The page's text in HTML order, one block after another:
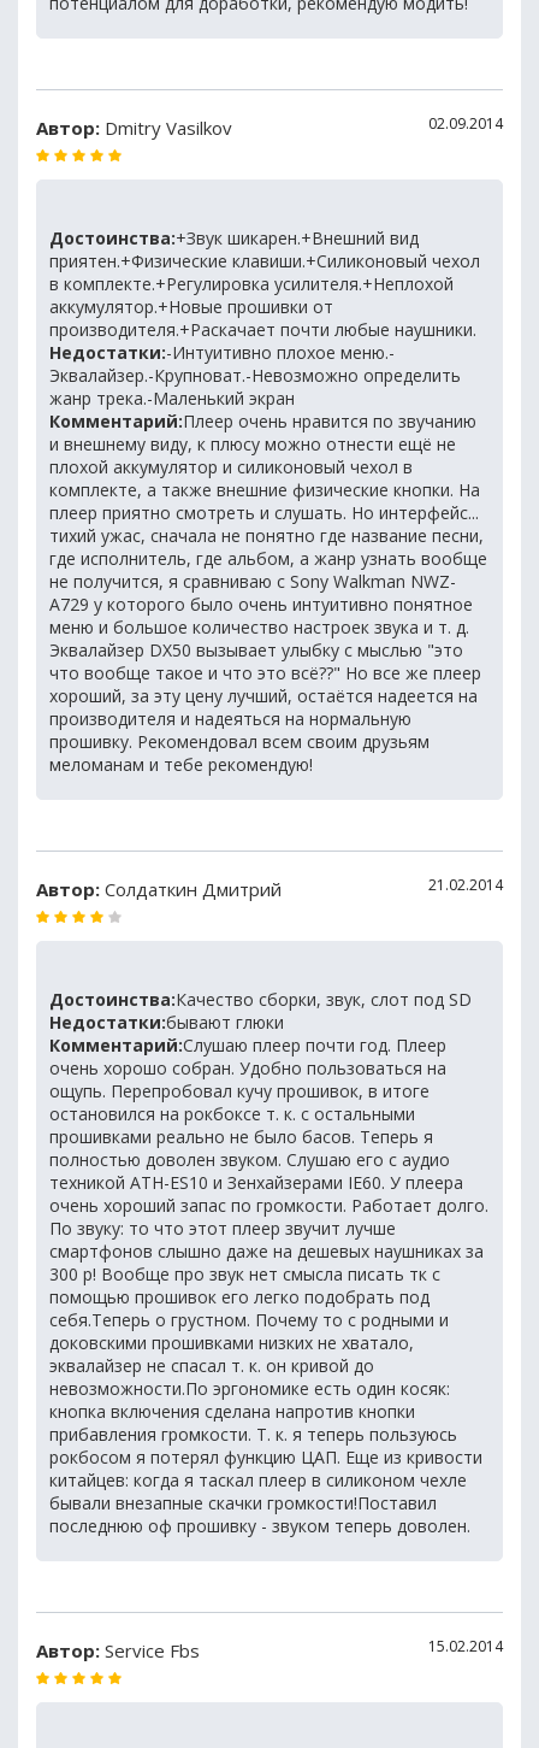
Автор: Dmitry Vasilkov 02.09.2014
Достоинства:+Звук шикарен.+Внешний вид
приятен.+Физические клавиши.+Силиконовый чехол
в комплекте.+Регулировка усилителя.+Неплохой
аккумулятор.+Новые прошивки от
производителя.+Раскачает почти любые наушники.
Недостатки:-Интуитивно плохое меню.-
Эквалайзер.-Крупноват.-Невозможно определить
жанр трека.-Маленький экран
Комментарий:Плеер очень нравится по звучанию
и внешнему виду, к плюсу можно отнести ещё не
плохой аккумулятор и силиконовый чехол в
комплекте, а также внешние физические кнопки. На
плеер приятно смотреть и слушать. Но интерфейс...
тихий ужас, сначала не понятно где название песни,
где исполнитель, где альбом, а жанр узнать вообще
не получится, я сравниваю с Sony Walkman NWZ-
A729 у которого было очень интуитивно понятное
меню и большое количество настроек звука и т. д.
Эквалайзер DX50 вызывает улыбку с мыслью "это
что вообще такое и что это всё??" Но все же плеер
хороший, за эту цену лучший, остаётся надеется на
производителя и надеяться на нормальную
прошивку. Рекомендовал всем своим друзьям
меломанам и тебе рекомендую!
Автор: Солдаткин Дмитрий 21.02.2014
Достоинства:Качество сборки, звук, слот под SD
Недостатки:бывают глюки
Комментарий:Слушаю плеер почти год. Плеер
очень хорошо собран. Удобно пользоваться на
ощупь. Перепробовал кучу прошивок, в итоге
остановился на рокбоксе т. к. с остальными
прошивками реально не было басов. Теперь я
полностью доволен звуком. Слушаю его с аудио
техникой ATH-ES10 и Зенхайзерами IE60. У плеера
очень хороший запас по громкости. Работает долго.
По звуку: то что этот плеер звучит лучше
смартфонов слышно даже на дешевых наушниках за
300 р! Вообще про звук нет смысла писать тк с
помощью прошивок его легко подобрать под
себя.Теперь о грустном. Почему то с родными и
доковскими прошивками низких не хватало,
эквалайзер не спасал т. к. он кривой до
невозможности.По эргономике есть один косяк:
кнопка включения сделана напротив кнопки
прибавления громкости. Т. к. я теперь пользуюсь
рокбосом я потерял функцию ЦАП. Еще из кривости
китайцев: когда я таскал плеер в силиконом чехле
бывали внезапные скачки громкости!Поставил
последнюю оф прошивку - звуком теперь доволен.
Автор: Service Fbs 15.02.2014